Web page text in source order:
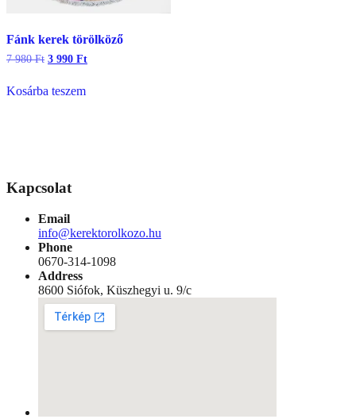
Fánk kerek törölköző
7 980Ft Original
7
3 990 FtCurrent
Kosárba teszem
Kapcsolat
Email
info@kerektorolkozo.hu
Phone
0670-314-1098
Address
8600 Siófok, Küszhegyi u. 9/c